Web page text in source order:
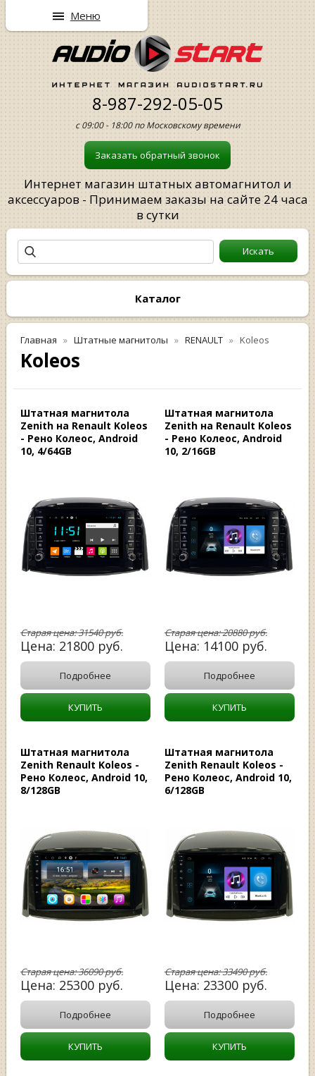
8-987-292-05-05
с 09:00 - 18:00 по Московскому времени
Заказать обратный звонок
Интернет магазин штатных автомагнитол и
аксессуаров - Принимаем заказы на сайте 24 часа
в сутки
Каталог
Главная Штатные магнитолы RENAULT Koleos
Koleos
Штатная магнитола
Zenith на Renault Koleos
- Рено Колеос, Android
10, 4/64GB
Старая цена:31540руб.
Цена: 21800 руб.
Подробнее
КУПИТЬ
Штатная магнитола
Zenith на Renault Koleos
- Рено Колеос, Android
10, 2/16GB
Старая цена:20880руб.
Цена: 14100 руб.
Подробнее
КУПИТЬ
Штатная магнитола
Zenith Renault Koleos -
Рено Колеос, Android 10,
8/128GB
Старая цена:36090руб.
Цена: 25300 руб.
Подробнее
КУПИТЬ
Штатная магнитола
Zenith Renault Koleos -
Рено Колеос, Android 10,
6/128GB
Старая цена:33490руб.
Цена: 23300 руб.
Подробнее
КУПИТЬ
Меню